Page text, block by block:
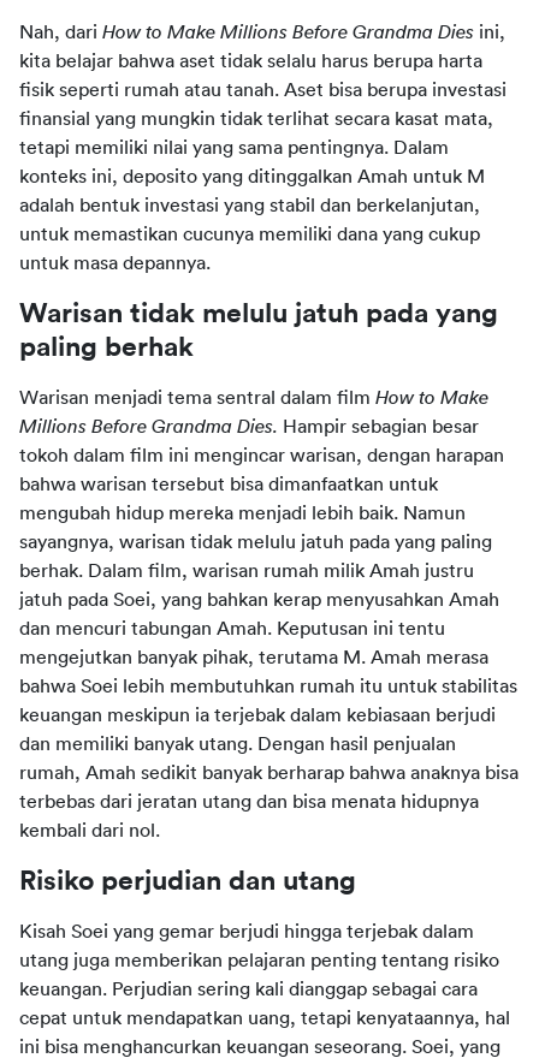
Nah, dari How to Make Millions Before Grandma Dies ini,
kita belajar bahwa aset tidak selalu harus berupa harta
fisik seperti rumah atau tanah. Aset bisa berupa investasi
finansial yang mungkin tidak terlihat secara kasat mata,
tetapi memiliki nilai yang sama pentingnya. Dalam
konteks ini, deposito yang ditinggalkan Amah untuk M
adalah bentuk investasi yang stabil dan berkelanjutan,
untuk memastikan cucunya memiliki dana yang cukup
untuk masa depannya.
Warisan tidak melulu jatuh pada yang
paling berhak
Warisan menjadi tema sentral dalam film How to Make
Millions Before Grandma Dies. Hampir sebagian besar
tokoh dalam film ini mengincar warisan, dengan harapan
bahwa warisan tersebut bisa dimanfaatkan untuk
mengubah hidup mereka menjadi lebih baik. Namun
sayangnya, warisan tidak melulu jatuh pada yang paling
berhak. Dalam film, warisan rumah milik Amah justru
jatuh pada Soei, yang bahkan kerap menyusahkan Amah
dan mencuri tabungan Amah. Keputusan ini tentu
mengejutkan banyak pihak, terutama M. Amah merasa
bahwa Soei lebih membutuhkan rumah itu untuk stabilitas
keuangan meskipun ia terjebak dalam kebiasaan berjudi
dan memiliki banyak utang. Dengan hasil penjualan
rumah, Amah sedikit banyak berharap bahwa anaknya bisa
terbebas dari jeratan utang dan bisa menata hidupnya
kembali dari nol.
Risiko perjudian dan utang
Kisah Soei yang gemar berjudi hingga terjebak dalam
utang juga memberikan pelajaran penting tentang risiko
keuangan. Perjudian sering kali dianggap sebagai cara
cepat untuk mendapatkan uang, tetapi kenyataannya, hal
ini bisa menghancurkan keuangan seseorang. Soei, yang